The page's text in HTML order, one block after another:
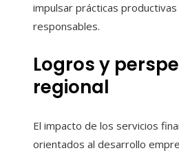
impulsar prácticas productivas
responsables.
Logros y
regional
El impacto de los servicios
orientados al desarrollo